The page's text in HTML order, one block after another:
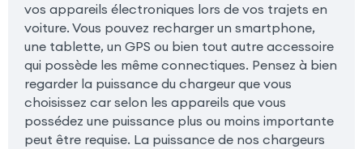
vos appareils électroniques lors de vos trajets en
voiture. Vous pouvez recharger un smartphone,
une tablette, un GPS ou bien tout autre accessoire
qui possède les même connectiques. Pensez à bien
regarder la puissance du chargeur que vous
choisissez car selon les appareils que vous
possédez une puissance plus ou moins importante
peut être requise. La puissance de nos chargeurs